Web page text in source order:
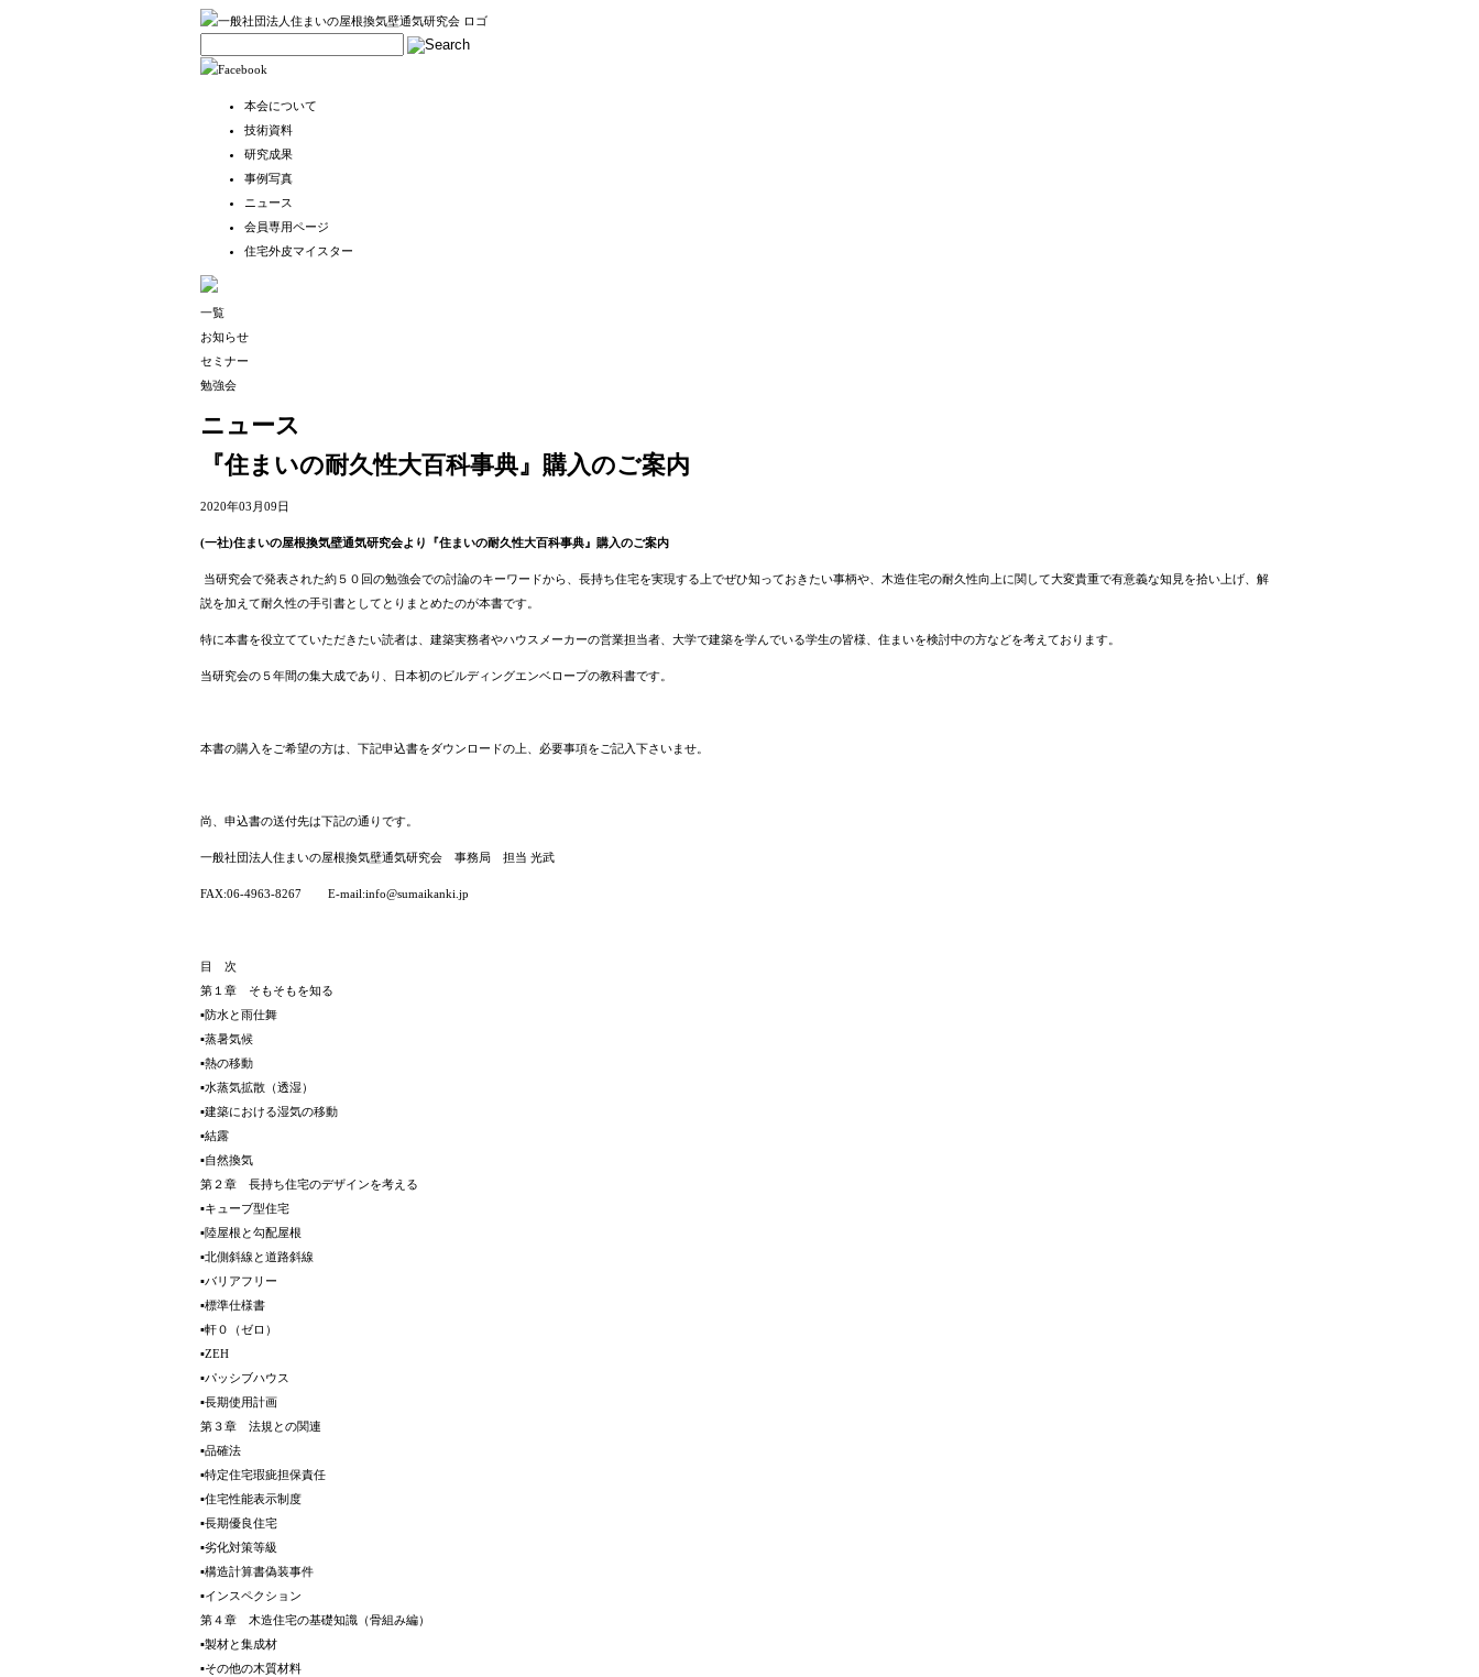
本会について
技術資料
研究成果
事例写真
ニュース
会員専用ページ
住宅外皮マイスター
一覧
お知らせ
セミナー
勉強会
ニュース
『住まいの耐久性大百科事典』購入のご案内
2020年03月09日
(一社)住まいの屋根換気壁通気研究会より『住まいの耐久性大百科事典』購入のご案内
当研究会で発表された約５０回の勉強会での討論のキーワードから、長持ち住宅を実現する上でぜひ知っておきたい事柄や、木造住宅の耐久性向上に関して大変貴重で有意義な知見を拾い上げ、解
説を加えて耐久性の手引書としてとりまとめたのが本書です。
特に本書を役立てていただきたい読者は、建築実務者やハウスメーカーの営業担当者、大学で建築を学んでいる学生の皆様、住まいを検討中の方などを考えております。
当研究会の５年間の集大成であり、日本初のビルディングエンベロープの教科書です。
本書の購入をご希望の方は、下記申込書をダウンロードの上、必要事項をご記入下さいませ。
尚、申込書の送付先は下記の通りです。
一般社団法人住まいの屋根換気壁通気研究会 事務局 担当 光武
FAX:06-4963-8267 E-mail:info@sumaikanki.jp
目 次
第１章 そもそもを知る
▪防水と雨仕舞
▪蒸暑気候
▪熱の移動
▪水蒸気拡散（透湿）
▪建築における湿気の移動
▪結露
▪自然換気
第２章 長持ち住宅のデザインを考える
▪キューブ型住宅
▪陸屋根と勾配屋根
▪北側斜線と道路斜線
▪バリアフリー
▪標準仕様書
▪軒０（ゼロ）
▪ZEH
▪パッシブハウス
▪長期使用計画
第３章 法規との関連
▪品確法
▪特定住宅瑕疵担保責任
▪住宅性能表示制度
▪長期優良住宅
▪劣化対策等級
▪構造計算書偽装事件
▪インスペクション
第４章 木造住宅の基礎知識（骨組み編）
▪製材と集成材
▪その他の木質材料